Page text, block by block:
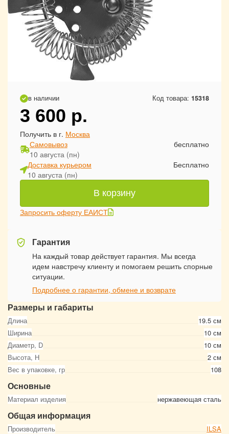
Размеры и габариты
Длина
19.5 см
Ширина
10 см
Диаметр, D
10 см
Высота, Н
2 см
Вес в упаковке, гр
108
Основные
Материал изделия нержавеющая сталь
Общая информация
Производитель
ILSA
в наличии Код товара: 15318
3 600 р.
Получить в г. Москва
Самовывоз
10 августа (пн)
бесплатно
Доставка курьером
10 августа (пн)
Бесплатно
В корзину
Запросить оферту ЕАИСТ
Гарантия
На каждый товар действует гарантия. Мы всегда
идем навстречу клиенту и помогаем решить спорные
ситуации.
Подробнее о гарантии, обмене и возврате